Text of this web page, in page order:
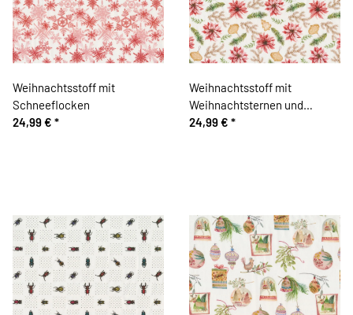
Weihnachtsstoff mit
Schneeflocken
24,99 € *
Weihnachtsstoff mit
Weihnachtsternen und
Anhängern
24,99 € *